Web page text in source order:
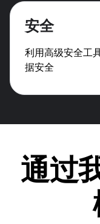
安全
利用高级安全工
据安全
通过